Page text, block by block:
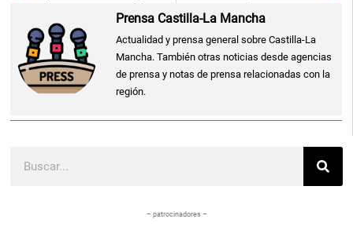
Prensa Castilla-La Mancha
Actualidad y prensa general sobre Castilla-La
Mancha. También otras noticias desde agencias
de prensa y notas de prensa relacionadas con la
región.
– patrocinadores –